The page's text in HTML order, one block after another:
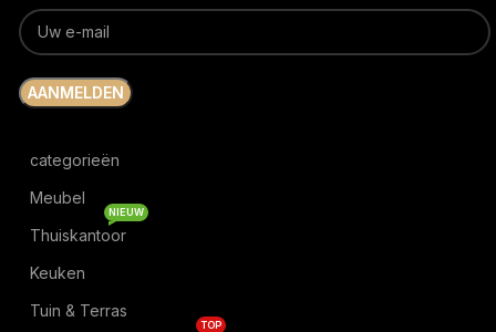
categorieën
Meubel
Thuiskantoor
NIEUW
Keuken
Tuin & Terras
TOP